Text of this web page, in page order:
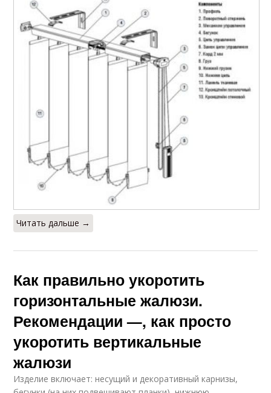
Читать дальше →
Как правильно укоротить
горизонтальные жалюзи.
Рекомендации —, как просто
укоротить вертикальные
жалюзи
Изделие включает: несущий и декоративный карнизы,